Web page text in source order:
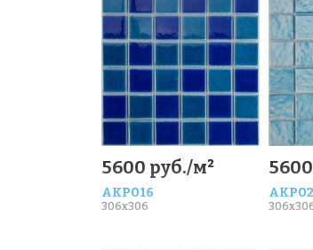
5600 руб./м²
AKP016
306x306